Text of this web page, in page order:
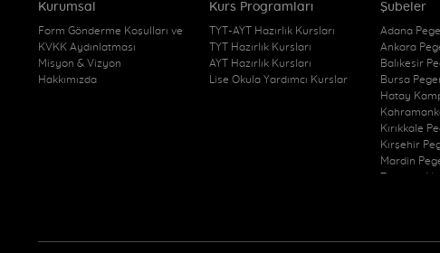
Kurumsal
Form Gönderme Koşulları ve
KVKK Aydınlatması
Misyon & Vizyon
Hakkımızda
Kurs Programları
TYT-AYT Hazırlık Kursları
TYT Hazırlık Kursları
AYT Hazırlık Kursları
Lise Okula Yardımcı Kurslar
Şubeler
Adana
Ankara
Balıkesir
Bursa
Hatay
Kırıkkale
Kırşehir
Mardin
Trabzon
Yozgat